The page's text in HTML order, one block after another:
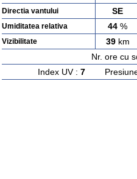
Directia vantului SE
Umiditatea relativa 44 %
Vizibilitate 39km
Nr. ore cu
Index UV : 7Presiunea